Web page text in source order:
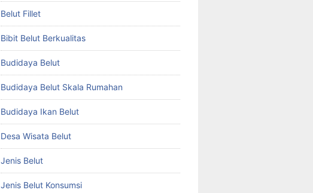
Belut Fillet
Bibit Belut Berkualitas
Budidaya Belut
Budidaya Belut Skala Rumahan
Budidaya Ikan Belut
Desa Wisata Belut
Jenis Belut
Jenis Belut Konsumsi